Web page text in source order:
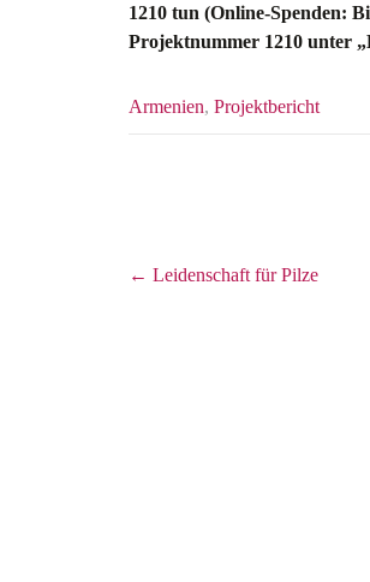
1210 tun (Online-Spenden:
Projektnummer 1210 unter
Armenien, Projektbericht
Post
navigation
← Leidenschaft für Pilze